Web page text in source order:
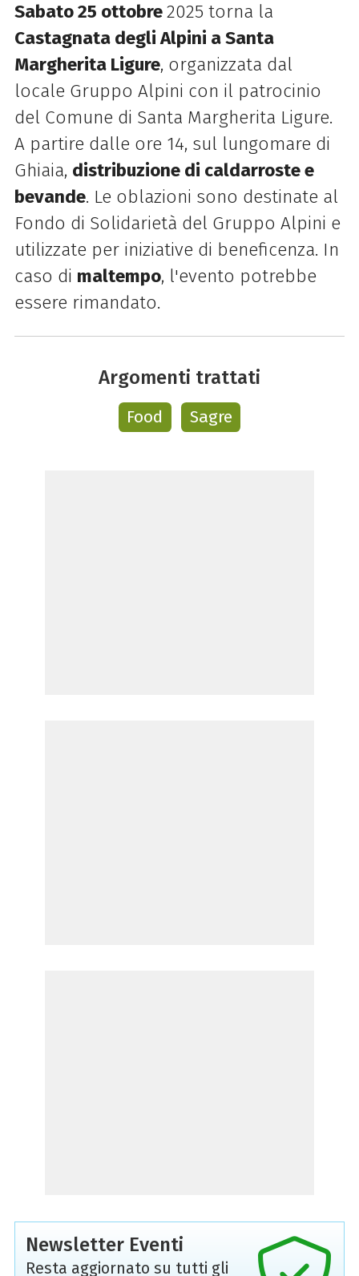
Sabato 25 ottobre2025 torna la
Castagnata degli Alpini a Santa
Margherita Ligure, organizzata dal
locale Gruppo Alpini con il patrocinio
del Comune di Santa Margherita Ligure.
A partire dalle ore 14, sul lungomare di
Ghiaia, distribuzione di caldarroste e
bevande. Le oblazioni sono destinate al
Fondo di Solidarietà del Gruppo Alpini e
utilizzate per iniziative di beneficenza. In
caso di maltempo, l'evento potrebbe
essere rimandato.
Argomenti trattati
Food Sagre
Newsletter Eventi
Resta aggiornato su tutti gli